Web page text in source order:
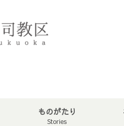
ものがたり
Stories